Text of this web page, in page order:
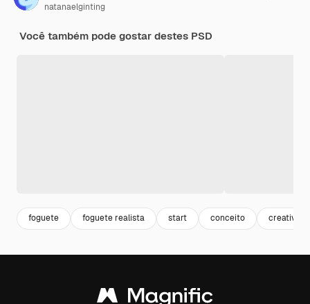
natanaelginting
Você também pode gostar destes PSD
foguete foguete realista start conceito creative